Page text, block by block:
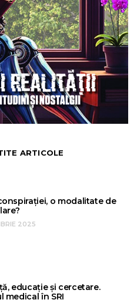
ARTICOLE
o modalitate de
2025
educație și cercetare.
medical în SRI